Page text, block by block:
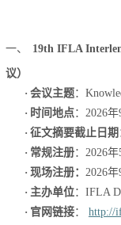
一、 19th IFLA
议）
· 会议主题：
· 时间地点： 2026年
· 征文摘要截止日期
· 常规注册： 2026年
· 现场注册： 2026年
· 主办单位： IFLA
· 官网链接：
http://